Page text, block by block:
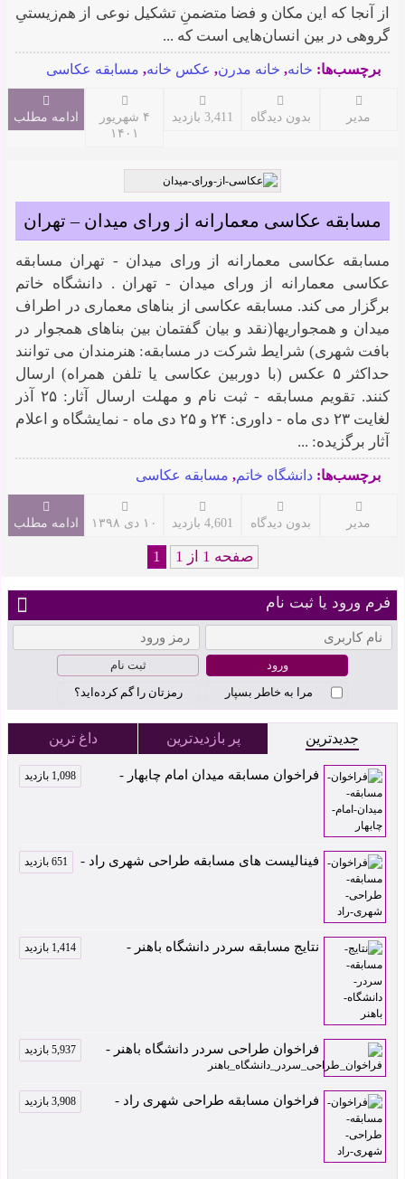
از آنجا که این مکان و فضا متضمنِ تشکیل نوعی از هم‌زیستیِ
گروهی در بین انسان‌هایی است که ...
برچسب‌ها: خانه, خانه مدرن, عکس خانه, مسابقه عکاسی
مدیر بدون دیدگاه 3,411 بازدید
۴ شهریور
۱۴۰۱
ادامه مطلب
مسابقه عکاسی معمارانه از ورای میدان – تهران
مسابقه عکاسی معمارانه از ورای میدان - تهران مسابقه
عکاسی معمارانه از ورای میدان - تهران . دانشگاه خاتم
برگزار می کند. مسابقه عکاسی از بناهای معماری در اطراف
میدان و همجواریها(نقد و بیان گفتمان بین بناهای همجوار در
بافت شهری) شرایط شرکت در مسابقه: هنرمندان می توانند
حداکثر ۵ عکس (با دوربین عکاسی یا تلفن همراه) ارسال
کنند. تقویم مسابقه - ثبت نام و مهلت ارسال آثار: ۲۵ آذر
لغایت ۲۳ دی ماه - داوری: ۲۴ و ۲۵ دی ماه - نمایشگاه و اعلام
آثار برگزیده: ...
برچسب‌ها: دانشگاه خاتم, مسابقه عکاسی
مدیر بدون دیدگاه 4,601 بازدید ۱۰ دی ۱۳۹۸ ادامه مطلب
صفحه 1 از 1 1
فرم ورود یا ثبت نام
ثبت نام
مرا به خاطر بسپار
رمزتان را گم کرده‌اید؟
جدیدترین پر بازدیدترین داغ ترین
فراخوان مسابقه میدان امام چابهار - 1,098 بازدید
فینالیست های مسابقه طراحی شهری راد - 651 بازدید
نتایج مسابقه سردر دانشگاه باهنر - 1,414 بازدید
فراخوان طراحی سردر دانشگاه باهنر - 5,937 بازدید
فراخوان مسابقه طراحی شهری راد - 3,908 بازدید